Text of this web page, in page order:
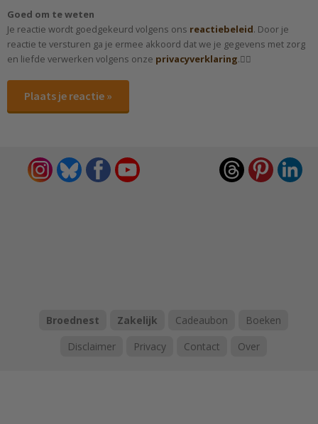
Goed om te weten
Je reactie wordt goedgekeurd volgens ons reactiebeleid. Door je
reactie te versturen ga je ermee akkoord dat we je gegevens met zorg
en liefde verwerken volgens onze privacyverklaring.✌🏻
Plaats je reactie »
Broednest Zakelijk Cadeaubon
Boeken
Disclaimer
Privacy Contact Over